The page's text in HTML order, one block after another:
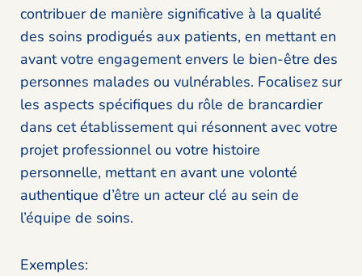
contribuer de manière significative à la qualité
des soins prodigués aux patients, en mettant en
avant votre engagement envers le bien-être des
personnes malades ou vulnérables. Focalisez sur
les aspects spécifiques du rôle de brancardier
dans cet établissement qui résonnent avec votre
projet professionnel ou votre histoire
personnelle, mettant en avant une volonté
authentique d’être un acteur clé au sein de
l’équipe de soins.
Exemples: